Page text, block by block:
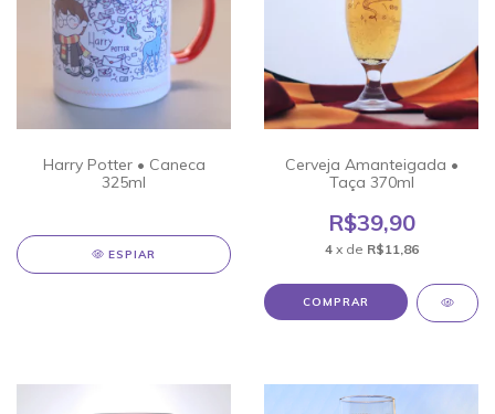
Harry Potter • Caneca
325ml
ESPIAR
Cerveja Amanteigada •
Taça 370ml
R$39,90
4 x de R$11,86